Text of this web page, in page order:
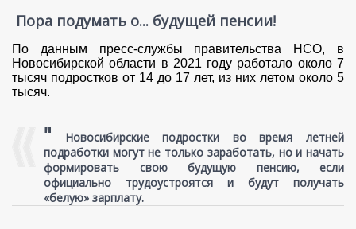
Пора подумать о... будущей пенсии!
По данным пресс-службы правительства НСО, в
Новосибирской области в 2021 году работало около 7
тысяч подростков от 14 до 17 лет, из них летом около 5
тысяч.
" Новосибирские подростки во время летней
подработки могут не только заработать, но и начать
формировать свою будущую пенсию, если
официально трудоустроятся и будут получать
«белую» зарплату.